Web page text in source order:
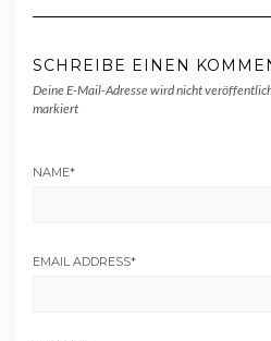
SCHREIBE EINEN
Deine E-Mail-Adresse wird nicht
markiert
NAME*
EMAIL ADDRESS*